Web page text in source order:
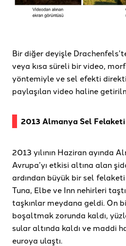
Bir diğer deyişle
veya kısa süreli bir video,
yöntemiyle ve sel efekti
paylaşılan video haline
2013 Almanya Sel Felaketi
2013 yılının Haziran ayında
Avrupa’yı etkisi altına alan
ardından büyük bir sel
Tuna, Elbe ve Inn nehirleri
taşkınlar meydana geldi. On
boşaltmak zorunda kaldı,
sular altında kaldı ve maddi
euroya ulaştı.